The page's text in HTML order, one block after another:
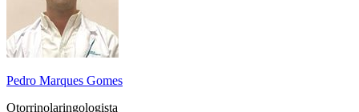
Pedro Marques Gomes
Otorrinolaringologista